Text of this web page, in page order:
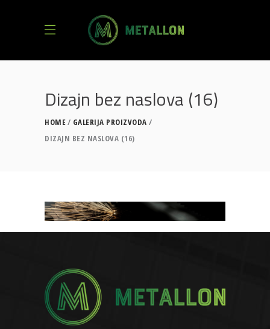
Dizajn bez naslova (16)
HOME
GALERIJA PROIZVODA
DIZAJN BEZ NASLOVA (16)